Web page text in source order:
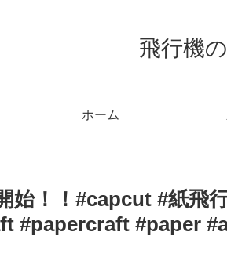
飛行機
ホーム
始！！#capcut #紙飛
#papercraft #paper